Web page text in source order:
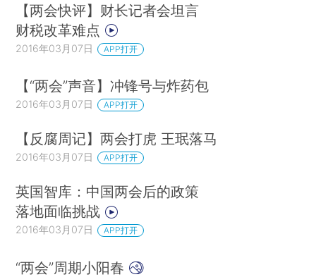
【两会快评】财长记者会坦言
财税改革难点
2016年03月07日 APP打开
【“两会”声音】冲锋号与炸药包
2016年03月07日 APP打开
【反腐周记】两会打虎 王珉落马
2016年03月07日 APP打开
英国智库：中国两会后的政策
落地面临挑战
2016年03月07日 APP打开
“两会”周期小阳春